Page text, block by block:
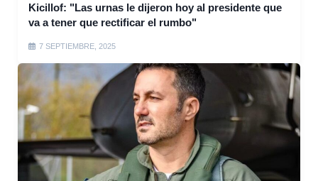
Kicillof: "Las urnas le dijeron hoy al presidente que
va a tener que rectificar el rumbo"
7 SEPTIEMBRE, 2025